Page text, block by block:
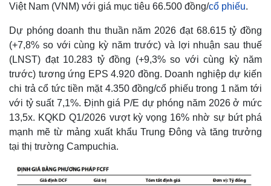
Việt Nam (VNM) với giá mục tiêu 66.500 đồng/cổ phiếu.
Dự phóng doanh thu thuần năm 2026 đạt 68.615 tỷ đồng
(+7,8% so với cùng kỳ năm trước) và lợi nhuận sau thuế
(LNST) đạt 10.283 tỷ đồng (+9,3% so với cùng kỳ năm
trước) tương ứng EPS 4.920 đồng. Doanh nghiệp dự kiến
chi trả cổ tức tiền mặt 4.350 đồng/cổ phiếu trong 1 năm tới
với tỷ suất 7,1%. Định giá P/E dự phóng năm 2026 ở mức
13,5x. KQKD Q1/2026 vượt kỳ vọng 16% nhờ sự bứt phá
mạnh mẽ từ mảng xuất khẩu Trung Đông và tăng trưởng
tại thị trường Campuchia.